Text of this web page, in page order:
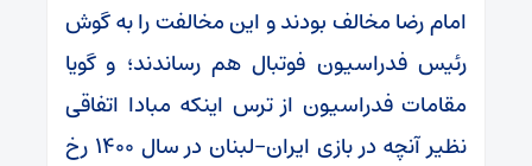
امام رضا مخالف بودند و این مخالفت را به گوش
رئیس فدراسیون فوتبال هم رساندند؛ و گویا
مقامات فدراسیون از ترس اینکه مبادا اتفاقی
نظیر آنچه در بازی ایران-لبنان در سال ۱۴۰۰ رخ